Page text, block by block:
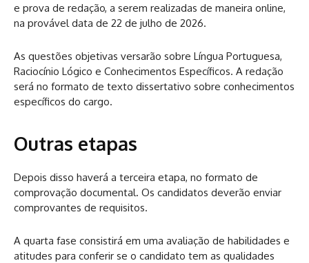
e prova de redação, a serem realizadas de maneira online,
na provável data de 22 de julho de 2026.
As questões objetivas versarão sobre Língua Portuguesa,
Raciocínio Lógico e Conhecimentos Específicos. A redação
será no formato de texto dissertativo sobre conhecimentos
específicos do cargo.
Outras etapas
Depois disso haverá a terceira etapa, no formato de
comprovação documental. Os candidatos deverão enviar
comprovantes de requisitos.
A quarta fase consistirá em uma avaliação de habilidades e
atitudes para conferir se o candidato tem as qualidades